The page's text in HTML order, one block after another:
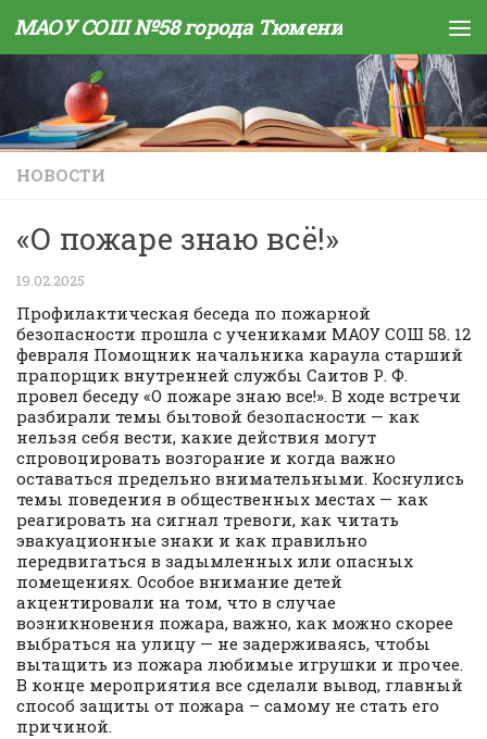
Skip to content
МАОУ СОШ №58 города Тюмени
НОВОСТИ
«О пожаре знаю всё!»
19.02.2025
Профилактическая беседа по пожарной
безопасности прошла с учениками МАОУ СОШ 58. 12
февраля Помощник начальника караула старший
прапорщик внутренней службы Саитов Р. Ф.
провел беседу «О пожаре знаю все!». В ходе встречи
разбирали темы бытовой безопасности — как
нельзя себя вести, какие действия могут
спровоцировать возгорание и когда важно
оставаться предельно внимательными. Коснулись
темы поведения в общественных местах — как
реагировать на сигнал тревоги, как читать
эвакуационные знаки и как правильно
передвигаться в задымленных или опасных
помещениях. Особое внимание детей
акцентировали на том, что в случае
возникновения пожара, важно, как можно скорее
выбраться на улицу — не задерживаясь, чтобы
вытащить из пожара любимые игрушки и прочее.
В конце мероприятия все сделали вывод, главный
способ защиты от пожара – самому не стать его
причиной.